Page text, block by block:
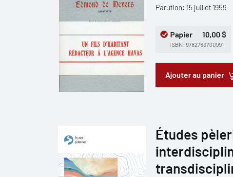
Parution: 15 juillet 1959
Papier 10,00 $
ISBN: 9782763700991
Ajouter au panier
Études